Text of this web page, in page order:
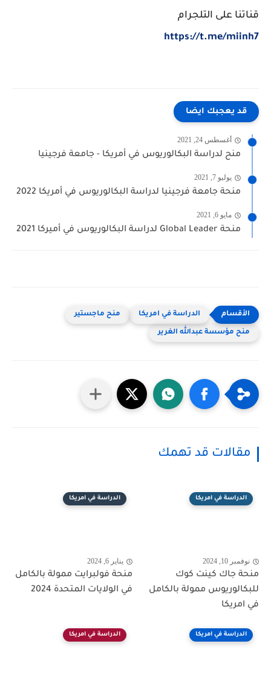
قناتنا على التلجرام
https://t.me/miinh7
قد يعجبك ايضا
أغسطس 24, 2021
منح لدراسة البكالوريوس في أمريكا - جامعة فرجينيا
يوليو 7, 2021
منحة جامعة فرجينيا لدراسة البكالوريوس في أمريكا 2022
مايو 6, 2021
منحة Global Leader لدراسة البكالوريوس في أميركا 2021
الدراسة في امريكا منح ماجستير
منح مؤسسة عبدالله الغرير
مقالات قد تهمك
الدراسة في امريكا
نوفمبر 10, 2024
منحة جاك كينت كوك
للبكالوريوس ممولة بالكامل
في امريكا
الدراسة في امريكا
يناير 6, 2024
منحة فولبرايت ممولة بالكامل
في الولايات المتحدة 2024
الدراسة في امريكا الدراسة في امريكا